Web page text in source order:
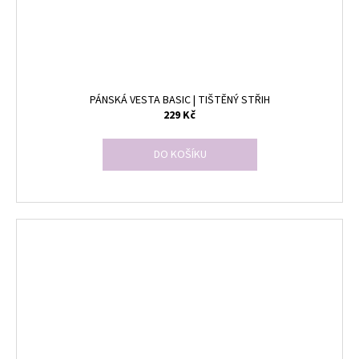
PÁNSKÁ VESTA BASIC | TIŠTĚNÝ STŘIH
229 Kč
DO KOŠÍKU